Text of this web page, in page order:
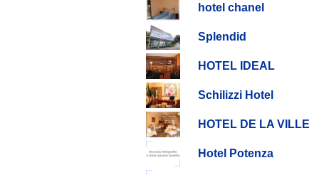
hotel chanel
Splendid
HOTEL IDEAL
Schilizzi Hotel
HOTEL DE LA VILLE
Hotel Potenza